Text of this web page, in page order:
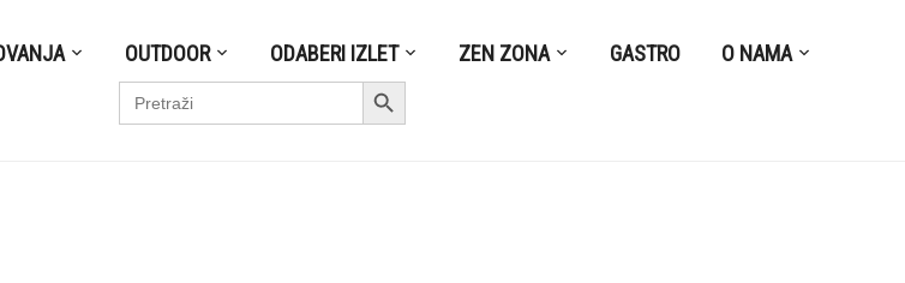
OUTDOOR ODABERI IZLET ZEN ZONA GASTRO O NAMA
Search
for:
Search Button